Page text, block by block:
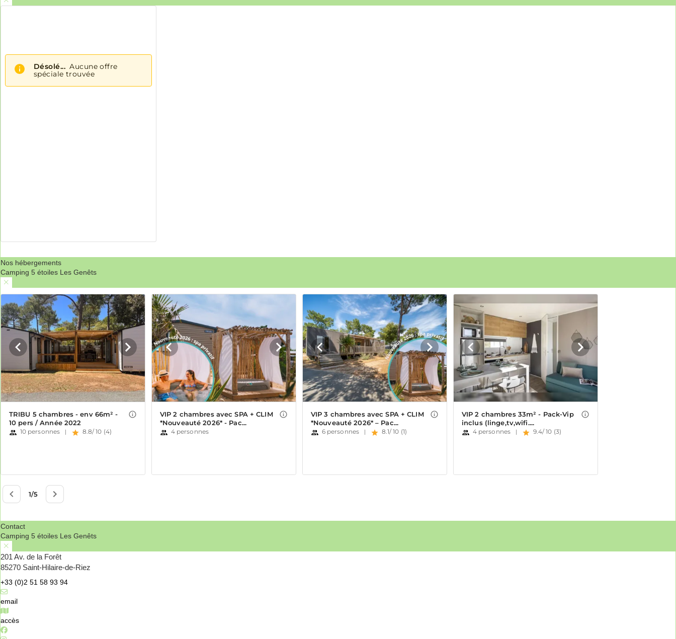
Nos hébergements
Camping 5 étoiles Les Genêts
Contact
Camping 5 étoiles Les Genêts
201 Av. de la Forêt
85270 Saint-Hilaire-de-Riez
+33 (0)2 51 58 93 94
email
accès